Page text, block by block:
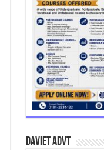
DAVIET Advt